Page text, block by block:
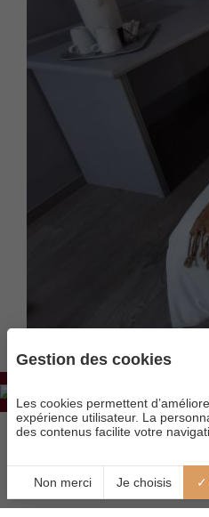
Gestion des cookies
Les cookies permettent
expérience utilisateur. La
des contenus facilite votre
Non merci Je choisis